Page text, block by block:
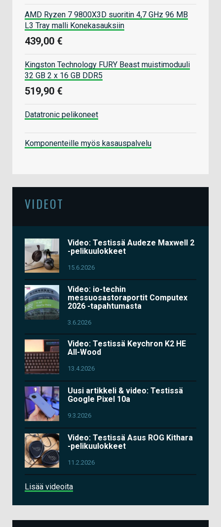
AMD Ryzen 7 9800X3D suoritin 4,7 GHz 96 MB
L3 Tray malli Konekasauksiin
439,00 €
Kingston Technology FURY Beast muistimoduuli
32 GB 2 x 16 GB DDR5
519,90 €
Datatronic pelikoneet
Komponenteille myös kasauspalvelu
VIDEOT
Video: Testissä Audeze Maxwell 2
-pelikuulokkeet
15.6.2026
Video: io-techin
messuosastoraportit Computex
2026 -tapahtumasta
3.6.2026
Video: Testissä Keychron K2 HE
All-Wood
13.4.2026
Uusi artikkeli & video: Testissä
Google Pixel 10a
9.3.2026
Video: Testissä Asus ROG Kithara
-pelikuulokkeet
11.2.2026
Lisää videoita